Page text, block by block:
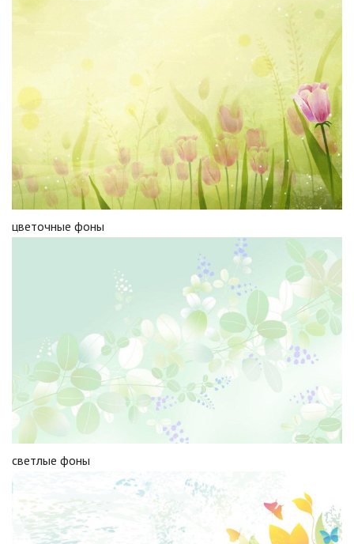
цветочные фоны
светлые фоны